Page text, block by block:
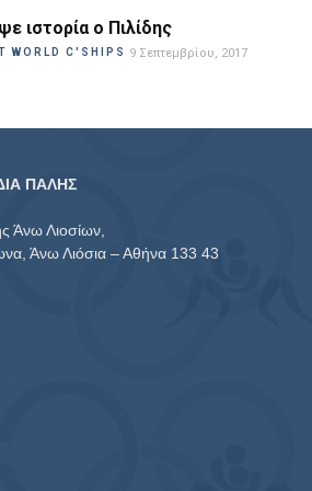
ιστορία ο Πιλίδης
WORLD C'SHIPS 9 Σεπτεμβρίου, 2017
ΠΑΛΗΣ
Άνω Λιοσίων,
Άνω Λιόσια – Αθήνα 133 43